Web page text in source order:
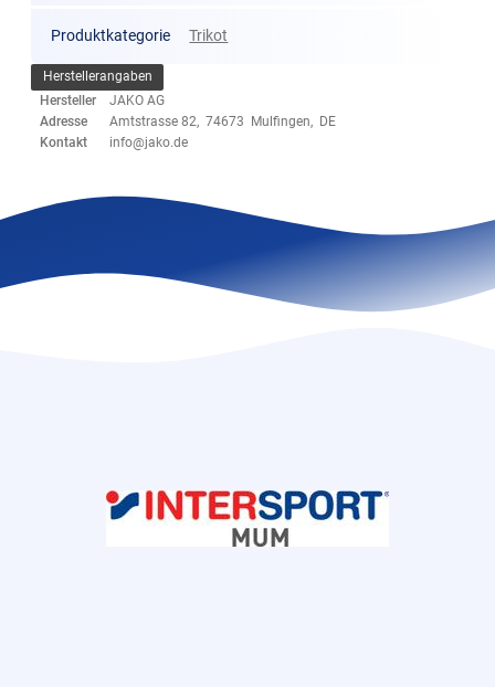
Produktkategorie Trikot
Herstellerangaben
Hersteller
JAKO AG
Adresse
Amtstrasse 82, 74673 Mulfingen, DE
Kontakt
info@jako.de